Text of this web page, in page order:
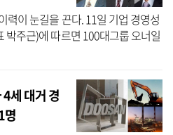
력이 눈길을 끈다. 11일 기업 경영성
박주근)에 따르면 100대그룹 오너일
인물은 총 33명으로 집계됐다. 이
세 대거 경
명